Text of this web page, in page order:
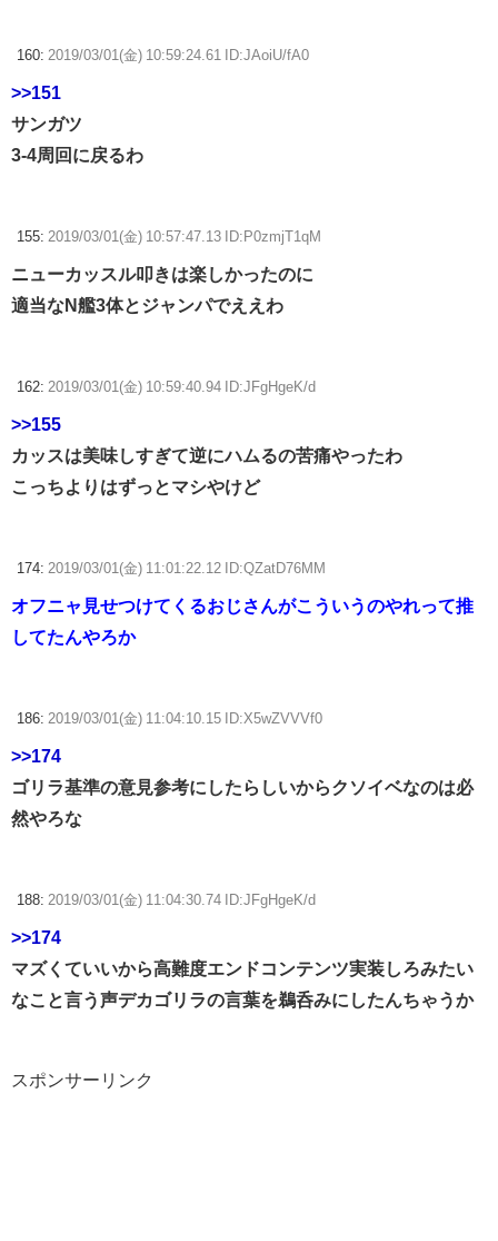
160: 2019/03/01(金) 10:59:24.61 ID:JAoiU/fA0
>>151
サンガツ
3-4周回に戻るわ
155: 2019/03/01(金) 10:57:47.13 ID:P0zmjT1qM
ニューカッスル叩きは楽しかったのに
適当なN艦3体とジャンパでええわ
162: 2019/03/01(金) 10:59:40.94 ID:JFgHgeK/d
>>155
カッスは美味しすぎて逆にハムるの苦痛やったわ
こっちよりはずっとマシやけど
174: 2019/03/01(金) 11:01:22.12 ID:QZatD76MM
オフニャ見せつけてくるおじさんがこういうのやれって推
してたんやろか
186: 2019/03/01(金) 11:04:10.15 ID:X5wZVVVf0
>>174
ゴリラ基準の意見参考にしたらしいからクソイベなのは必
然やろな
188: 2019/03/01(金) 11:04:30.74 ID:JFgHgeK/d
>>174
マズくていいから高難度エンドコンテンツ実装しろみたい
なこと言う声デカゴリラの言葉を鵜呑みにしたんちゃうか
スポンサーリンク